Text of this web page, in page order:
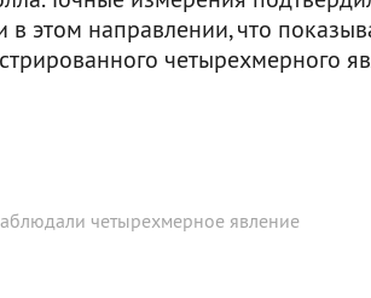
этом направлении, что
четырехмерного
четырехмерное явление